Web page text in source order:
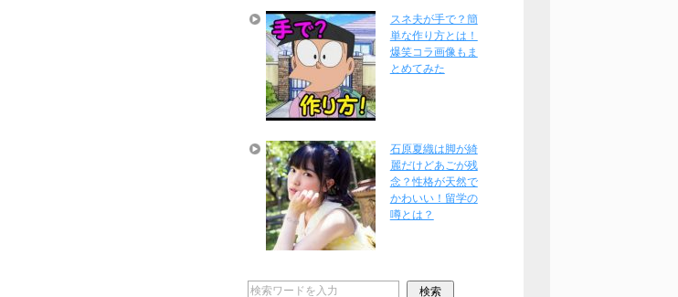
スネ夫が手で？簡
単な作り方とは！
爆笑コラ画像もま
とめてみた
石原夏織は脚が綺
麗だけどあごが残
念？性格が天然で
かわいい！留学の
噂とは？